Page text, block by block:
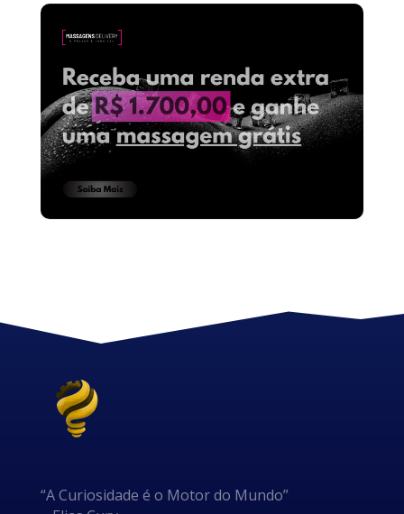
“A Curiosidade é o Motor do Mundo”